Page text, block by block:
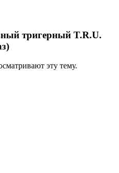
тригерный T.R.U.
эту тему.